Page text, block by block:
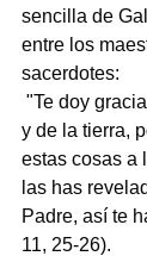
sencilla de
entre los
sacerdotes:
"Te doy
y de la tierra,
estas cosas a
las has
Padre, así te
11, 25-26).